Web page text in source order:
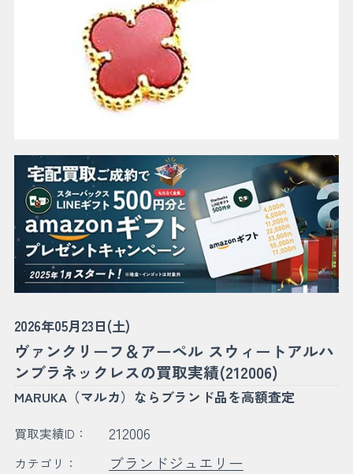
2026年05月23日(土)
ヴァンクリーフ＆アーペル スウィートアルハ
ンブラネックレスの買取実績(212006)
MARUKA（マルカ）ならブランド品を高額査定
買取実績ID： 212006
カテゴリ： ブランドジュエリー